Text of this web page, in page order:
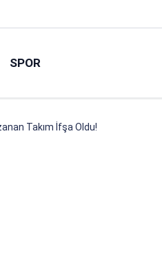
SPOR
Takım İfşa Oldu!